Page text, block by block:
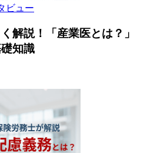
ビュー
解説！「産業医とは？」
知識